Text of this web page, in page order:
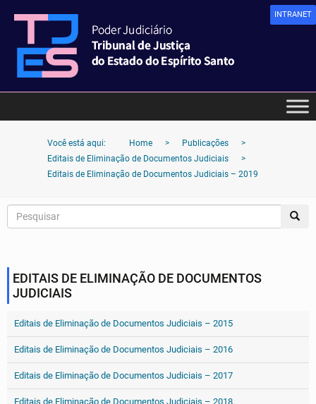
INTRANET
Você está aqui: Home > Publicações
>
Editais de Eliminação de Documentos Judiciais
>
Editais de Eliminação de Documentos Judiciais – 2019
EDITAIS DE ELIMINAÇÃO DE DOCUMENTOS
JUDICIAIS
Editais de Eliminação de Documentos Judiciais – 2015
Editais de Eliminação de Documentos Judiciais – 2016
Editais de Eliminação de Documentos Judiciais – 2017
Editais de Eliminação de Documentos Judiciais – 2018